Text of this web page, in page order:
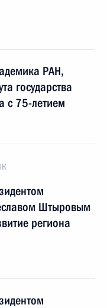
РАН,
государства
с 75-летием
Штыровым
региона